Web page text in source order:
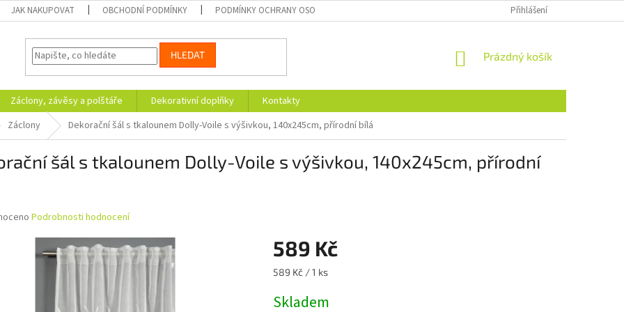
JAK NAKUPOVAT OBCHODNÍ PODMÍNKY PODMÍNKY OCHRANY OSOBNÍCH ÚDAJŮ FORMULÁŘ PRO
Přihlášení
HLEDAT
NÁKUPNÍ
Prázdný košík
Záclony, závěsy a polštáře Dekorativní doplňky
Kontakty
Záclony Dekorační šál s tkalounem Dolly-Voile s výšivkou, 140x245cm, přírodní bílá
šál s tkalounem Dolly-Voile s výšivkou, 140x245cm, přírodní
Podrobnosti hodnocení
589 Kč
Měrná
589 Kč / 1 ks
Skladem